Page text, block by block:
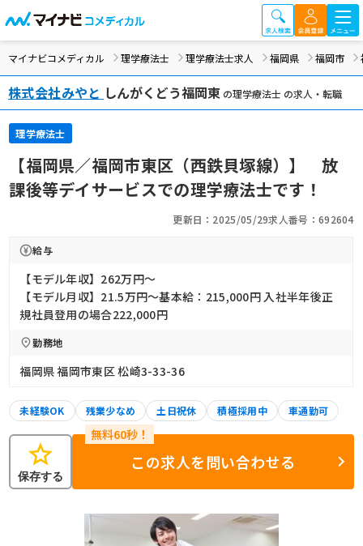
マイナビコメディカル 理学療法士 理学療法士求人 福岡県 福岡市
株式会社みやと しんがくどう福岡東 の理学療法士 の求人・転職
理学療法士
【福岡県／福岡市東区（西鉄貝塚線）】 放
課後等デイサービスでの理学療法士です！
更新日：2025/05/29求人番号：692604
給与
【モデル年収】262万円〜
【モデル月収】21.5万円〜基本給：215,000円 入社半年後正
規社員登用の場合222,000円
勤務地
福岡県 福岡市東区 松崎3-33-36
未経験OK 残業少なめ 土日祝休 積極採用中 車通勤可
star
保存する
この求人を問い合わせる